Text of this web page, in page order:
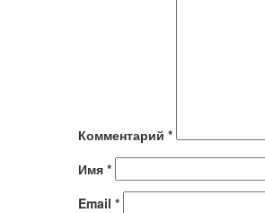
Комментарий *
Имя *
Email *